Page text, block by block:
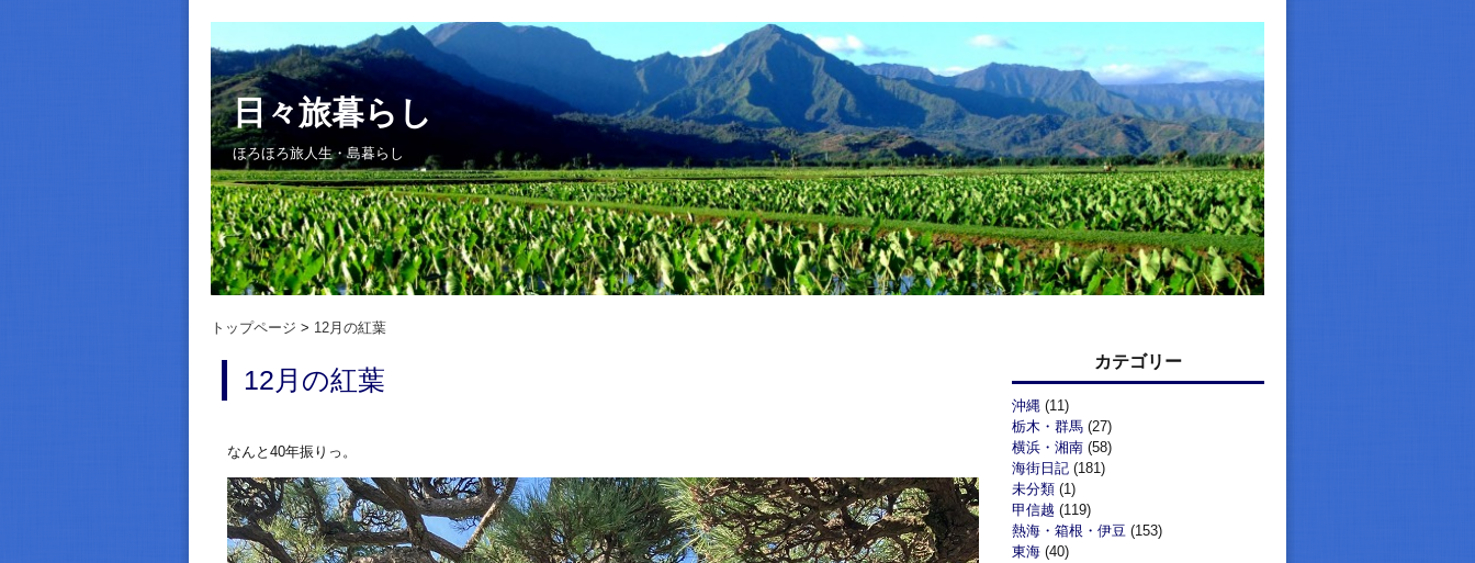
日々旅暮らし
ほろほろ旅人生・島暮らし
トップページ 12月の紅葉
12月の紅葉
なんと40年振りっ。
カテゴリー
沖縄 (11)
栃木・群馬 (27)
横浜・湘南 (58)
海街日記 (181)
未分類 (1)
甲信越 (119)
熱海・箱根・伊豆 (153)
東海 (40)